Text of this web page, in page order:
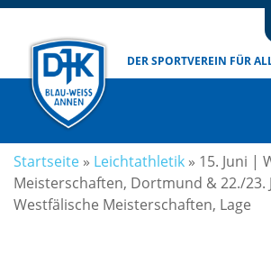
DER SPORTVEREIN FÜR
Startseite » Leichtathletik » 15. Juni​​ |
Meisterschaften, Dortmund & 22./23.
Westfälische Meisterschaften, Lage